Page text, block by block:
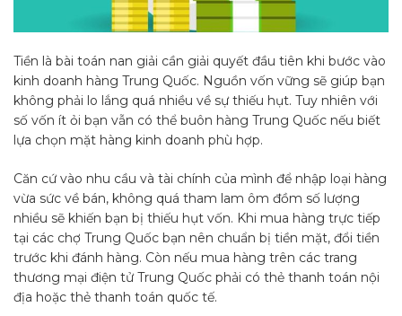
Tiền là bài toán nan giải cần giải quyết đầu tiên khi bước vào
kinh doanh hàng Trung Quốc. Nguồn vốn vững sẽ giúp bạn
không phải lo lắng quá nhiều về sự thiếu hụt. Tuy nhiên với
số vốn ít ỏi bạn vẫn có thể buôn hàng Trung Quốc nếu biết
lựa chọn mặt hàng kinh doanh phù hợp.
Căn cứ vào nhu cầu và tài chính của mình để nhập loại hàng
vừa sức về bán, không quá tham lam ôm đồm số lượng
nhiều sẽ khiến bạn bị thiếu hụt vốn. Khi mua hàng trực tiếp
tại các chợ Trung Quốc bạn nên chuẩn bị tiền mặt, đổi tiền
trước khi đánh hàng. Còn nếu mua hàng trên các trang
thương mại điện tử Trung Quốc phải có thẻ thanh toán nội
địa hoặc thẻ thanh toán quốc tế.